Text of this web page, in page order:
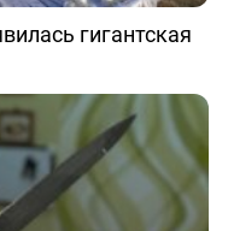
гигантская